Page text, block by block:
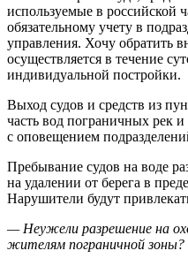
используемые в российской
обязательному учету в
управления. Хочу обратить
осуществляется в течение
индивидуальной постройки.
Выход судов и средств из
часть вод пограничных рек
с оповещением
Пребывание судов на воде
на удалении от берега в
Нарушители будут
— Неужели разрешение на
жителям пограничной зоны?